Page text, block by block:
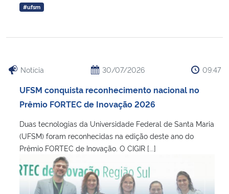
Ministério do Desenvolvimento Regional
Controladoria-Geral da União
Ministério da Mulher, da Família e dos Direitos Humanos
Secretaria-Geral
Secretaria de Governo
Gabinete de Segurança Institucional
Advocacia-Geral da União
#ufsm
Notícia 30/07/2026 09:47
UFSM conquista reconhecimento nacional no
Prêmio FORTEC de Inovação 2026
Duas tecnologias da Universidade Federal de Santa Maria
(UFSM) foram reconhecidas na edição deste ano do
Prêmio FORTEC de Inovação. O CIGIR [...]